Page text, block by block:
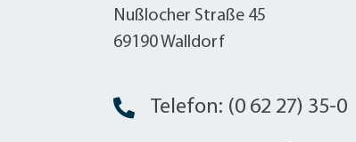
Nußlocher Straße 45
69190 Walldorf
Telefon: (0 62 27) 35-0